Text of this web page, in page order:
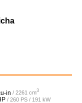
in / 2261 cm3
/ 260 PS / 191 kW